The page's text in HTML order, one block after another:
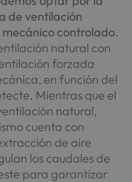
de ventilación
controlado.
natural con
forzada
en función del
Mientras que el
natural,
cuenta con
de aire
los caudales de
para garantizar